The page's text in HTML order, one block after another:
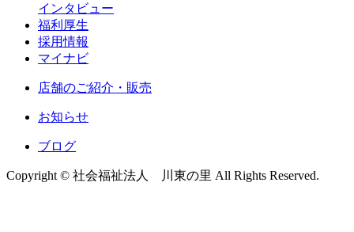
インタビュー
福利厚生
採用情報
マイナビ
店舗のご紹介・販売
お知らせ
ブログ
Copyright © 社会福祉法人 川東の里 All Rights Reserved.